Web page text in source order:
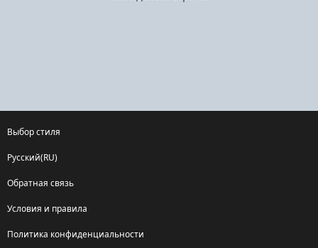
Выбор стиля
Русский(RU)
Обратная связь
Условия и правила
Политика конфиденциальности